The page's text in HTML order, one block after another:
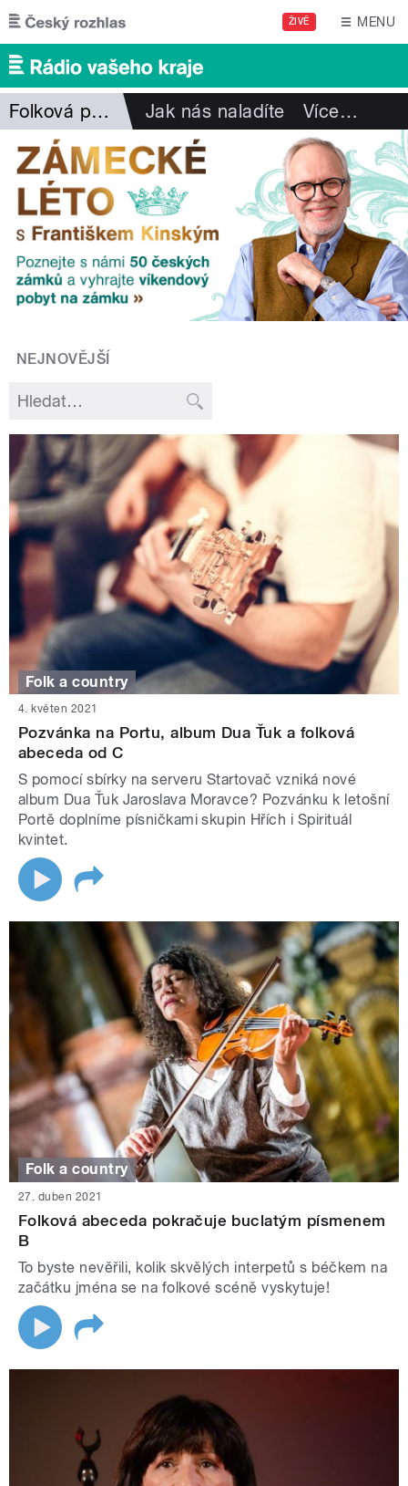
Přejít k hlavnímu obsahu
ŽIVĚ MENU
Folková pohlazení Jak nás naladíte Více…
NEJNOVĚJŠÍ
Folk a country
4. květen 2021
Pozvánka na Portu, album Dua Ťuk a folková
abeceda od C
S pomocí sbírky na serveru Startovač vzniká nové
album Dua Ťuk Jaroslava Moravce? Pozvánku k letošní
Portě doplníme písničkami skupin Hřích i Spirituál
kvintet.
Folk a country
27. duben 2021
Folková abeceda pokračuje buclatým písmenem
B
To byste nevěřili, kolik skvělých interpetů s béčkem na
začátku jména se na folkové scéně vyskytuje!